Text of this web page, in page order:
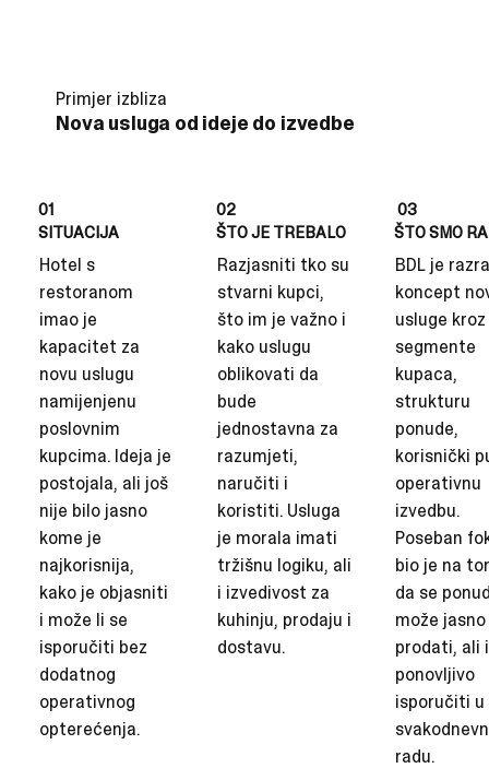
Primjer izbliza
Nova usluga od ideje do izvedbe
01
SITUACIJA
Hotel s
restoranom
imao je
kapacitet za
novu uslugu
namijenjenu
poslovnim
kupcima. Ideja je
postojala, ali još
nije bilo jasno
kome je
najkorisnija,
kako je objasniti
i može li se
isporučiti bez
dodatnog
operativnog
opterećenja.
02
ŠTO JE TREBALO
Razjasniti tko su
stvarni kupci,
što im je važno i
kako uslugu
oblikovati da
bude
jednostavna za
razumjeti,
naručiti i
koristiti. Usluga
je morala imati
tržišnu logiku, ali
i izvedivost za
kuhinju, prodaju i
dostavu.
03
ŠTO SMO
BDL je
koncept
usluge kroz
segmente
kupaca,
strukturu
ponude,
korisnički
operativnu
izvedbu.
Poseban
bio je na
da se
može jasno
prodati, ali i
ponovljivo
isporučiti u
radu.